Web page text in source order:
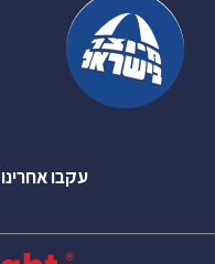
עקבו אחרינו